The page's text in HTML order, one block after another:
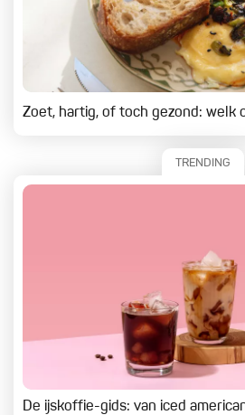
Zoet, hartig, of toch gezond: welk
TRENDING
De ijskoffie-gids: van iced